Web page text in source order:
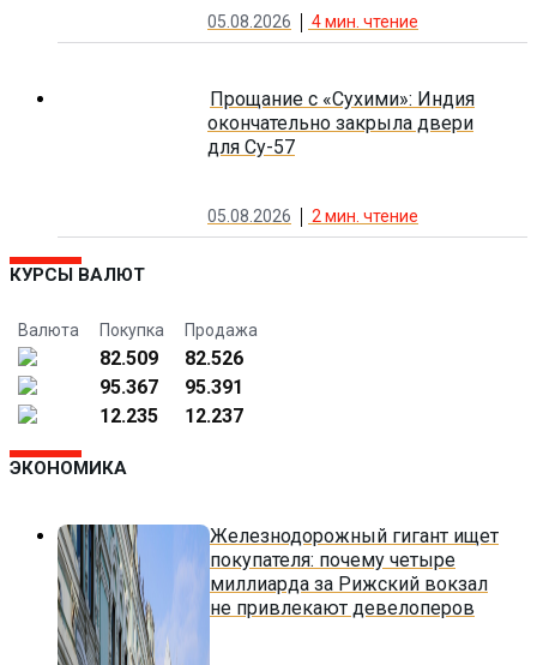
05.08.2026 4мин. чтение
Прощание с «Сухими»: Индия
окончательно закрыла двери
для Су-57
05.08.2026 2мин. чтение
КУРСЫ ВАЛЮТ
Валюта Покупка Продажа
82.509
82.526
95.367
95.391
12.235
12.237
ЭКОНОМИКА
Железнодорожный гигант ищет
покупателя: почему четыре
миллиарда за Рижский вокзал
не привлекают девелоперов